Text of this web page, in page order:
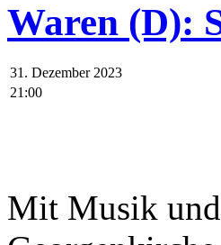
Waren (D):
31. Dezember 2023
21:00
Mit Musik und